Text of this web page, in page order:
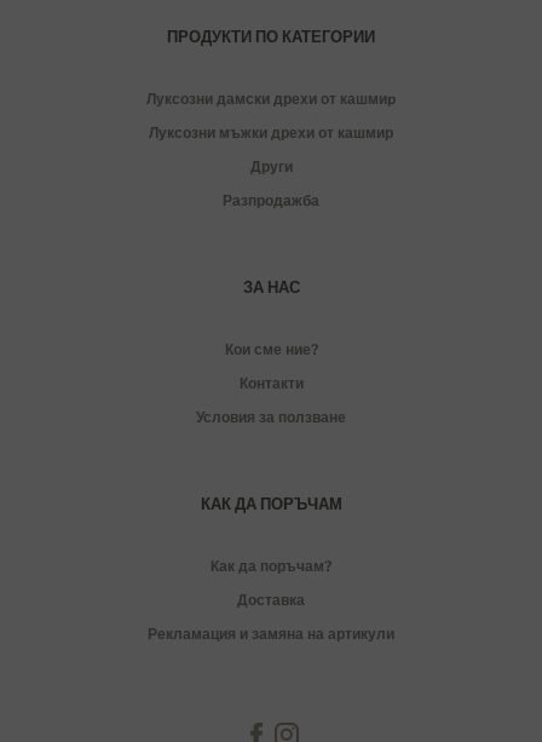
ПРОДУКТИ ПО КАТЕГОРИИ
Луксозни дамски дрехи от кашмиp
Луксозни мъжки дрехи от кашмир
Други
Разпродажба
ЗА НАС
Кои сме ние?
Контакти
Условия за ползване
КАК ДА ПОРЪЧАМ
Как да поръчам?
Доставка
Рекламация и замяна на артикули